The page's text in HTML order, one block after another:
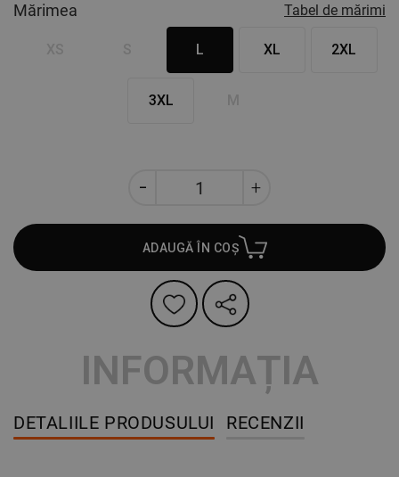
Mărimea Tabel de mărimi
L XL 2XL
3XL
ADAUGĂ ÎN COȘ
INFORMAȚIA
DETALIILE PRODUSULUI RECENZII